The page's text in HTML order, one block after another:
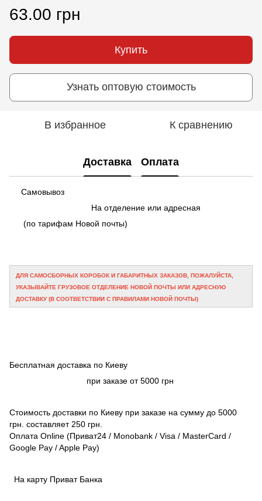
63.00 грн
Купить
Узнать оптовую стоимость
В избранное К сравнению
Доставка Оплата
Самовывоз
На отделение или адресная
(по тарифам Новой почты)
ДЛЯ САМОСБОРНЫХ КОРОБОК И ГАБАРИТНЫХ ЗАКАЗОВ, ПОЖАЛУЙСТА,
УКАЗЫВАЙТЕ ГРУЗОВОЕ ОТДЕЛЕНИЕ НОВОЙ ПОЧТЫ ИЛИ АДРЕСНУЮ
ДОСТАВКУ (В СООТВЕТСТВИИ С ПРАВИЛАМИ НОВОЙ ПОЧТЫ)
Бесплатная доставка по Киеву
при заказе от 5000 грн
Стоимость доставки по Киеву при заказе на сумму до 5000
грн. составляет 250 грн.
Оплата Online (Приват24 / Monobank / Visa / MasterCard /
Google Pay / Apple Pay)
На карту Приват Банка